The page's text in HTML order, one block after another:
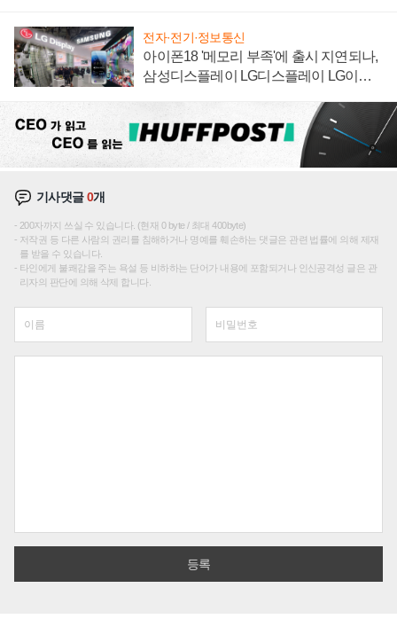
전자·전기·정보통신
아이폰18 '메모리 부족'에 출시 지연되나,
삼성디스플레이 LG디스플레이 LG이노
기사댓글0개
200자까지 쓰실 수 있습니다. (현재 0 byte / 최대 400byte)
저작권 등 다른 사람의 권리를 침해하거나 명예를 훼손하는 댓글은 관련 법률에 의해 제재
를 받을 수 있습니다.
타인에게 불쾌감을 주는 욕설 등 비하하는 단어가 내용에 포함되거나 인신공격성 글은 관
리자의 판단에 의해 삭제 합니다.